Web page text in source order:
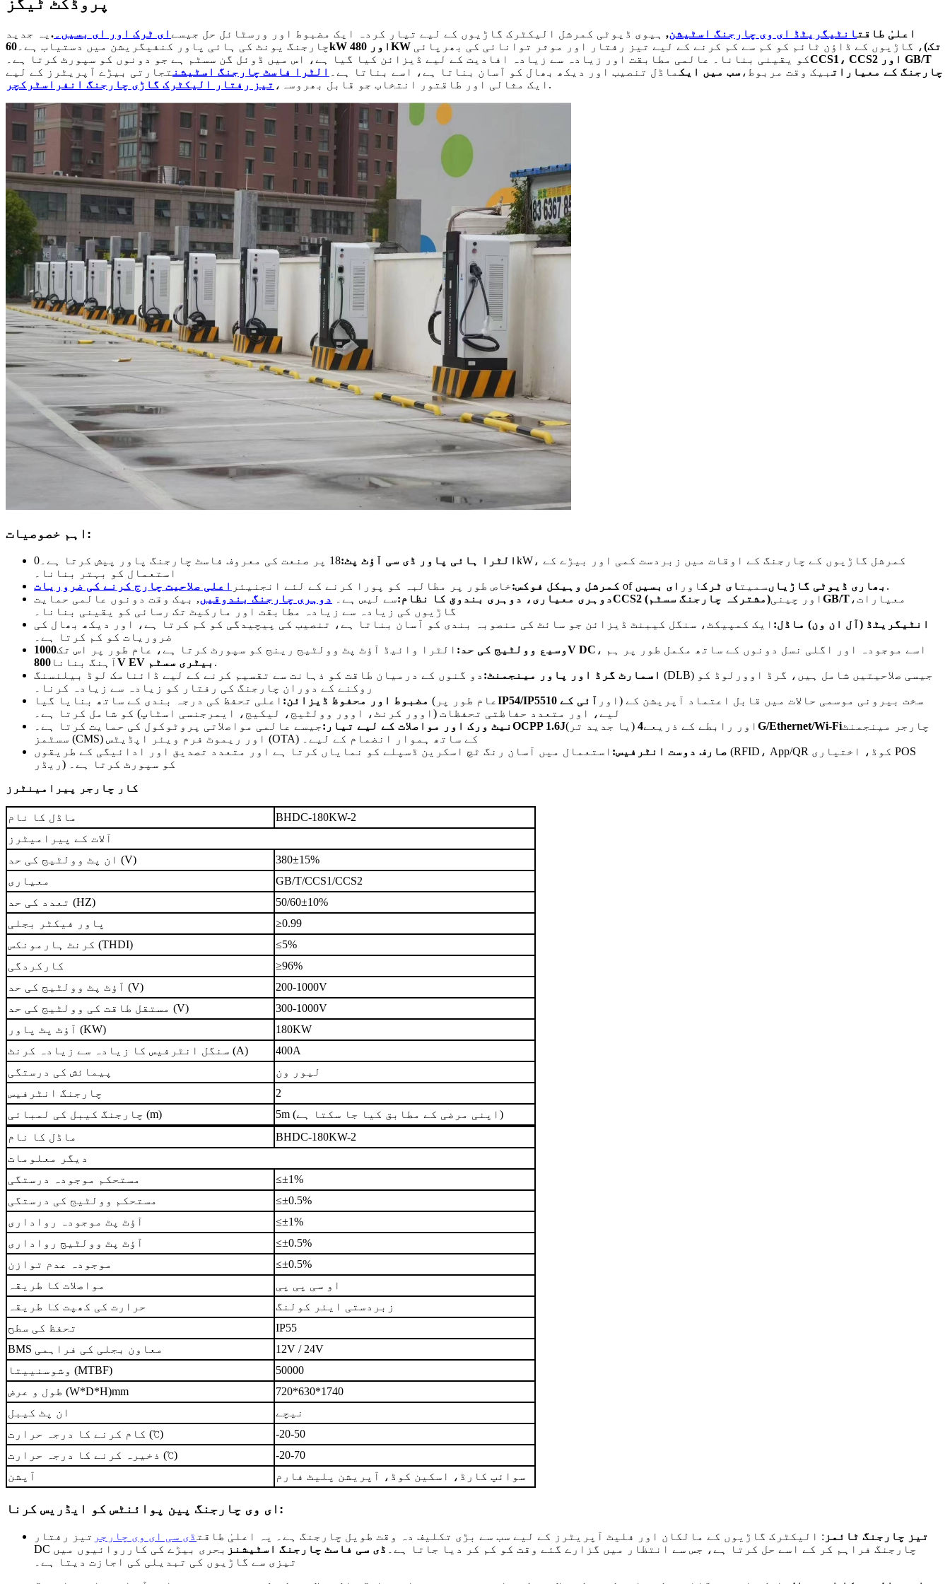
اعلیٰ طاقتانٹیگریٹڈ ای وی چارجنگ اسٹیشن, ہیوی ڈیوٹی کمرشل الیکٹرک گاڑیوں کے لیے تیار کردہ ایک مضبوط اور ورسٹائل حل جیسے ای ٹرک اور ای بسیں۔ . یہ جدید
چارجنگ یونٹ کی ہائی پاور کنفیگریشن میں دستیاب ہے۔
60kW اور 480KW تک)، گاڑیوں کے ڈاؤن ٹائم کو کم سے کم کرنے کے لیے تیز رفتار اور موثر توانائی کی بھرپائی
کو یقینی بنانا۔ عالمی مطابقت اور زیادہ سے زیادہ افادیت کے لیے ڈیزائن کیا گیا ہے، اس میں ڈوئل گن سسٹم ہے جو دونوں کو سپورٹ کرتا ہے۔CCS1، CCS2 اور GB/T
چارجنگ کے معیارات بیک وقت مربوط، سب میں ایکماڈل تنصیب اور دیکھ بھال کو آسان بناتا ہے، اسے بناتا ہے۔ الٹرا فاسٹ چارجنگ اسٹیشنتجارتی بیڑے آپریٹرز کے لیے
ایک مثالی اور طاقتور انتخاب جو قابل بھروسہ، تیز رفتار الیکٹرک گاڑی چارجنگ انفراسٹرکچر .
اہم خصوصیات:
الٹرا ہائی پاور ڈی سی آؤٹ پٹ:18 پر صنعت کی معروف فاسٹ چارجنگ پاور پیش کرتا ہے۔
0kW، کمرشل گاڑیوں کے چارجنگ کے اوقات میں زبردست کمی اور بیڑے کے
استعمال کو بہتر بنانا۔
کمرشل وہیکل فوکس:خاص طور پر مطالبہ کو پورا کرنے کے لئے انجنیئر اعلی صلاحیت چارج کرنے کی ضروریات of بھاری ڈیوٹی گاڑیاںسمیتای ٹرکاور ای بسیں
.
دوہری معیاری، دوہری بندوق کا نظام:سے لیس ہے۔ دوہری چارجنگ بندوقیں, بیک وقت دونوں عالمی حمایت CCS2 (مشترکہ چارجنگ سسٹم)اور چینی GB/T معیارات،
گاڑیوں کی زیادہ سے زیادہ مطابقت اور مارکیٹ تک رسائی کو یقینی بنانا۔
انٹیگریٹڈ (آل ان ون) ماڈل: ایک کمپیکٹ، سنگل کیبنٹ ڈیزائن جو سائٹ کی منصوبہ بندی کو آسان بناتا ہے، تنصیب کی پیچیدگی کو کم کرتا ہے، اور دیکھ بھال کی
ضروریات کو کم کرتا ہے۔
وسیع وولٹیج کی حد: الٹرا وائیڈ آؤٹ پٹ وولٹیج رینج کو سپورٹ کرتا ہے، عام طور پر اس تک 1000V DC ، اسے موجودہ اور اگلی نسل دونوں کے ساتھ مکمل طور پر ہم
آہنگ بنانا
800V EV بیٹری سسٹم .
اسمارٹ گرڈ اور پاور مینجمنٹ: دو گنوں کے درمیان طاقت کو ذہانت سے تقسیم کرنے کے لیے ڈائنامک لوڈ بیلنسنگ (DLB) جیسی صلاحیتیں شامل ہیں، گرڈ اوورلوڈ کو
روکنے کے دوران چارجنگ کی رفتار کو زیادہ سے زیادہ کرنا۔
مضبوط اور محفوظ ڈیزائن:
اعلی تحفظ کی درجہ بندی کے ساتھ بنایا گیا (عام طور پرIP54/IP55 اور آئی کے 10
) سخت بیرونی موسمی حالات میں قابل اعتماد آپریشن کے
لیے، اور متعدد حفاظتی تحفظات (اوور کرنٹ، اوور وولٹیج، لیکیج، ایمرجنسی اسٹاپ) کو شامل کرتا ہے۔
نیٹ ورک اور مواصلات کے لیے تیار:جیسے عالمی مواصلاتی پروٹوکول کی حمایت کرتا ہے۔ OCPP 1.6J (یا جدید تر) اور رابطے کے ذریعے 4G/Ethernet/Wi-Fiچارجر مینجمنٹ
سسٹمز (CMS) اور ریموٹ فرم ویئر اپڈیٹس (OTA) کے ساتھ ہموار انضمام کے لیے۔
صارف دوست انٹرفیس: استعمال میں آسان رنگ ٹچ اسکرین ڈسپلے کو نمایاں کرتا ہے اور متعدد تصدیق اور ادائیگی کے طریقوں (RFID، App/QR کوڈ، اختیاری POS
ریڈر) کو سپورٹ کرتا ہے۔
کار چارجر پیرامینٹرز
ماڈل کا نام
BHDC-180KW-2
آلات کے پیرامیٹرز
ان پٹ وولٹیج کی حد (V)
380±15%
معیاری
GB/T/CCS1/CCS2
تعدد کی حد (HZ)
50/60±10%
پاور فیکٹر بجلی
≥0.99
کرنٹ ہارمونکس (THDI)
≤5%
کارکردگی
≥96%
آؤٹ پٹ وولٹیج کی حد (V)
200-1000V
مستقل طاقت کی وولٹیج کی حد (V)
300-1000V
آؤٹ پٹ پاور (KW)
180KW
سنگل انٹرفیس کا زیادہ سے زیادہ کرنٹ (A)
400A
پیمائش کی درستگی
لیور ون
چارجنگ انٹرفیس
2
چارجنگ کیبل کی لمبائی (m)
5m (اپنی مرضی کے مطابق کیا جا سکتا ہے)
ماڈل کا نام
BHDC-180KW-2
دیگر معلومات
مستحکم موجودہ درستگی
≤±1%
مستحکم وولٹیج کی درستگی
≤±0.5%
آؤٹ پٹ موجودہ رواداری
≤±1%
آؤٹ پٹ وولٹیج رواداری
≤±0.5%
موجودہ عدم توازن
≤±0.5%
مواصلات کا طریقہ
او سی پی پی
حرارت کی کھپت کا طریقہ
زبردستی ایئر کولنگ
تحفظ کی سطح
IP55
BMS معاون بجلی کی فراہمی
12V / 24V
وشوسنییتا (MTBF)
50000
طول و عرض (W*D*H)mm
720*630*1740
ان پٹ کیبل
نیچے
کام کرنے کا درجہ حرارت (℃)
-20-50
ذخیرہ کرنے کا درجہ حرارت (℃)
-20-70
آپشن
سوائپ کارڈ، اسکین کوڈ، آپریشن پلیٹ فارم
ای وی چارجنگ پین پوائنٹس کو ایڈریس کرنا:
تیز چارجنگ ٹائمز : الیکٹرک گاڑیوں کے مالکان اور فلیٹ آپریٹرز کے لیے سب سے بڑی تکلیف دہ وقت طویل چارجنگ ہے۔ یہ اعلیٰ طاقت ڈی سی ای وی چارجر تیز رفتار
DC چارجنگ فراہم کر کے اسے حل کرتا ہے، جس سے انتظار میں گزارے گئے وقت کو کم کر دیا جاتا ہے۔
ڈی سی فاسٹ چارجنگ اسٹیشنز بحری بیڑے کی کارروائیوں میں
تیزی سے گاڑیوں کی تبدیلی کی اجازت دیتا ہے۔